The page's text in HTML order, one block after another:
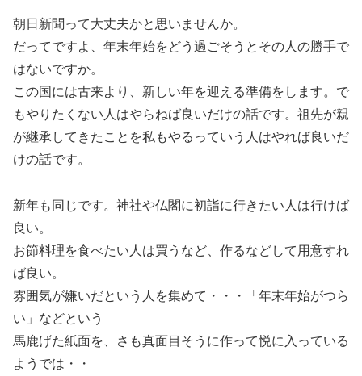
朝日新聞って大丈夫かと思いませんか。
だってですよ、年末年始をどう過ごそうとその人の勝手で
はないですか。
この国には古来より、新しい年を迎える準備をします。で
もやりたくない人はやらねば良いだけの話です。祖先が親
が継承してきたことを私もやるっていう人はやれば良いだ
けの話です。
新年も同じです。神社や仏閣に初詣に行きたい人は行けば
良い。
お節料理を食べたい人は買うなど、作るなどして用意すれ
ば良い。
雰囲気が嫌いだという人を集めて・・・「年末年始がつら
い」などという
馬鹿げた紙面を、さも真面目そうに作って悦に入っている
ようでは・・